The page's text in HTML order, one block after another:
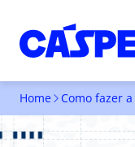
Home